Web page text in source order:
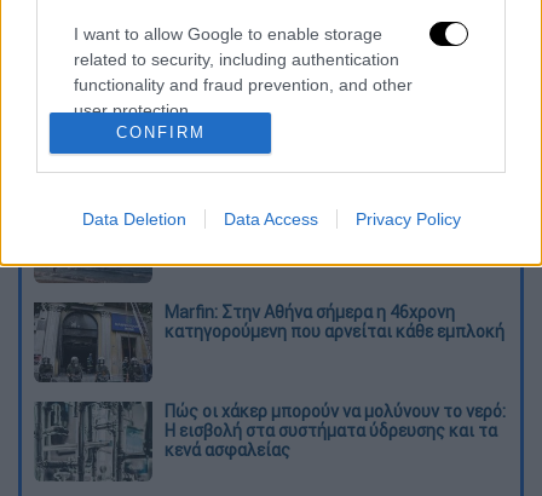
I want to allow Google to enable storage
related to security, including authentication
functionality and fraud prevention, and other
user protection.
CONFIRM
Data Deletion Data Access Privacy Policy
Διαβάστε ακόμη
Κυνήγι χρόνου στα λεωφορεία: Οι οδηγοί
της ΟΣΥ καταγγέλλουν δρομολόγια που
«δεν βγαίνουν» και προειδοποιούν για
κινδύνους
Πώς έγινε η τραγωδία στα Μάλια: Η 40χρονη
πνίγηκε για να σώσει τη φίλη της
Marfin: Στην Αθήνα σήμερα η 46χρονη
κατηγορούμενη που αρνείται κάθε εμπλοκή
Πώς οι χάκερ μπορούν να μολύνουν το νερό:
Η εισβολή στα συστήματα ύδρευσης και τα
κενά ασφαλείας